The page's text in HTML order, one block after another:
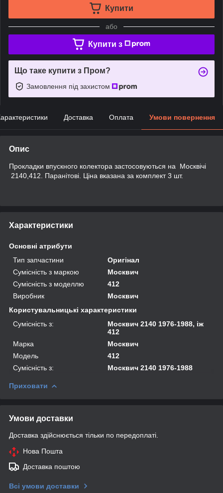
Купити
або
Купити з
Що таке купити з Пром?
Замовлення під захистом
Доставка Оплата Умови повернення
Опис
Прокладки впускного колектора застосовуються на Москвічі
2140,412. Паранітові. Ціна вказана за комплект 3 шт.
Характеристики
Основні атрибути
Тип запчастини
Оригінал
Сумісність з маркою
Москвич
Сумісність з моделлю
412
Виробник
Москвич
Користувальницькі характеристики
Сумісність з:
Москвич 2140 1976-1988, іж
412
Марка
Москвич
Модель
412
Сумісність з:
Москвич 2140 1976-1988
Приховати
Умови доставки
Доставка здійснюється тільки по передоплаті.
Нова Пошта
Доставка поштою
Всі умови доставки